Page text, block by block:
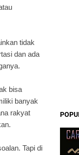
tidak
dan ada
bisa
banyak
rakyat
Tapi di